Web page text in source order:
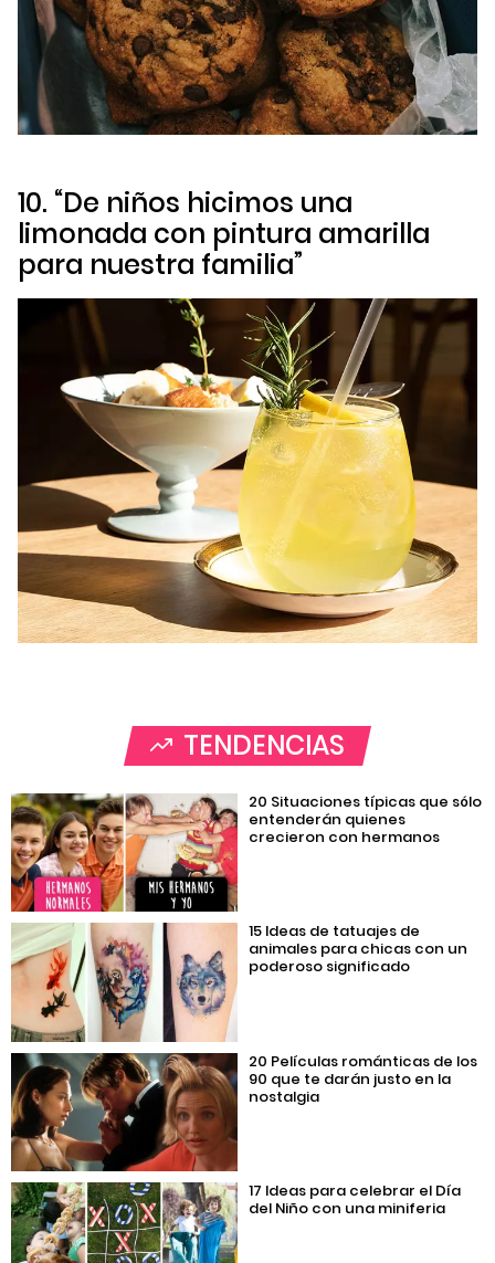
10. “De niños hicimos una
limonada con pintura amarilla
para nuestra familia”
TENDENCIAS
20 Situaciones típicas que sólo
entenderán quienes
crecieron con hermanos
15 Ideas de tatuajes de
animales para chicas con un
poderoso significado
20 Películas románticas de los
90 que te darán justo en la
nostalgia
17 Ideas para celebrar el Día
del Niño con una miniferia